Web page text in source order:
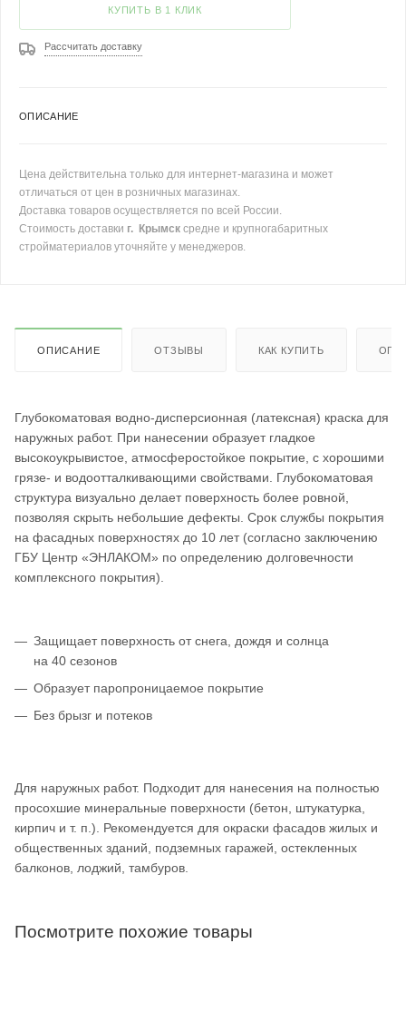
КУПИТЬ В 1 КЛИК
Рассчитать доставку
ОПИСАНИЕ
Цена действительна только для интернет-магазина и может
отличаться от цен в розничных магазинах.
Доставка товаров осуществляется по всей России.
Стоимость доставки г. Крымск средне и крупногабаритных
стройматериалов уточняйте у менеджеров.
ОПИСАНИЕ ОТЗЫВЫ КАК КУПИТЬ
Глубокоматовая водно-дисперсионная (латексная) краска для
наружных работ. При нанесении образует гладкое
высокоукрывистое, атмосферостойкое покрытие, с хорошими
грязе- и водоотталкивающими свойствами. Глубокоматовая
структура визуально делает поверхность более ровной,
позволяя скрыть небольшие дефекты. Срок службы покрытия
на фасадных поверхностях до 10 лет (согласно заключению
ГБУ Центр «ЭНЛАКОМ» по определению долговечности
комплексного покрытия).
Защищает поверхность от снега, дождя и солнца
на 40 сезонов
Образует паропроницаемое покрытие
Без брызг и потеков
Для наружных работ. Подходит для нанесения на полностью
просохшие минеральные поверхности (бетон, штукатурка,
кирпич и т. п.). Рекомендуется для окраски фасадов жилых и
общественных зданий, подземных гаражей, остекленных
балконов, лоджий, тамбуров.
Посмотрите похожие товары